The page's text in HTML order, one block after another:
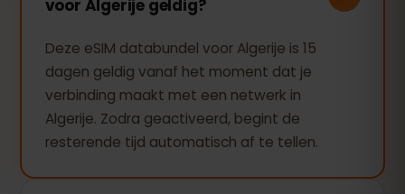
voor Algerije geldig?
Deze eSIM databundel voor Algerije is 15
dagen geldig vanaf het moment dat je
verbinding maakt met een netwerk in
Algerije. Zodra geactiveerd, begint de
resterende tijd automatisch af te tellen.